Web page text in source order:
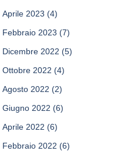
Aprile 2023 (4)
Febbraio 2023 (7)
Dicembre 2022 (5)
Ottobre 2022 (4)
Agosto 2022 (2)
Giugno 2022 (6)
Aprile 2022 (6)
Febbraio 2022 (6)